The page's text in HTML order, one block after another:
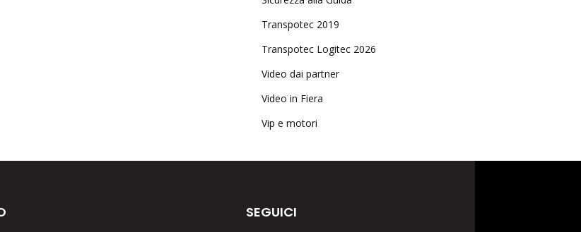
Transpotec 2019
Transpotec Logitec 2026
Video dai partner
Video in Fiera
Vip e motori
SEGUICI